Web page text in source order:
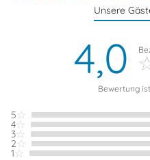
Unsere
4,0
Bewertung
5
4
3
2
1